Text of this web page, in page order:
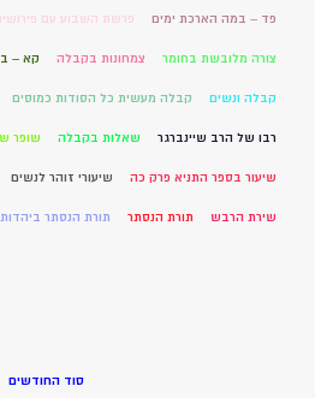
פד – במה הארכת ימים פרשת השבוע עם
צורה מלובשת בחומר צמחונות בקבלה קא –
קבלה ונשים קבלה מעשית כל הסודות כמוסים
רבו של הרב שיינברגר שאלות בקבלה שופר
שיעור בספר התניא פרק כה שיעורי זוהר לנשים
שירת הרבש תורת הנסתר תורת הנסתר ביהדות
סוד החודשים